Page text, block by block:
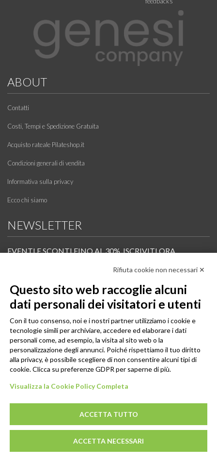
ABOUT
Contatti
Costi, Tempi e Spedizione Gratuita
Acquisto rateale Pilateshop.it
Condizioni generali di vendita
Informativa sulla privacy
Ecco chi siamo
NEWSLETTER
EVENTI E SCONTI FINO AL 30%. ISCRIVITI ORA.
Scopri in anteprima i nuovi prodotti, le promozioni riservate ai professionisti e resta
Iscrivi alla Newsletter
SEGUICI
Susegana (TV)
P.IVA: 03739670267 - REA: TV-294498 - CS: € 10.000,00 I.V.
Rifiuta cookie non necessari ✕
Questo sito web raccoglie alcuni
dati personali dei visitatori e utenti
Con il tuo consenso, noi e i nostri partner utilizziamo i cookie e
tecnologie simili per archiviare, accedere ed elaborare i dati
personali come, ad esempio, la visita al sito web o la
personalizzazione degli annunci. Poiché rispettiamo il tuo diritto
alla privacy, è possibile scegliere di non consentire alcuni tipi di
cookie. Clicca su preferenze GDPR per saperne di più.
Visualizza la Cookie Policy Completa
ACCETTA TUTTO
ACCETTA NECESSARI